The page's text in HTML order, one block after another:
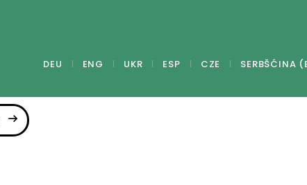
DEU ENG UKR ESP CZE SERBŠĆINA